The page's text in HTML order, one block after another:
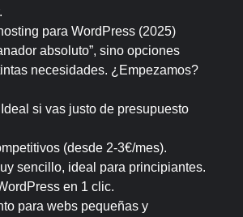
para WordPress (2025)
absoluto”, sino opciones
necesidades. ¿Empezamos?
si vas justo de presupuesto
(desde 2-3€/mes).
sencillo, ideal para principiantes.
en 1 clic.
para webs pequeñas y